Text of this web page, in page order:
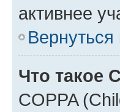
активнее
Вернуться
Что такое
COPPA